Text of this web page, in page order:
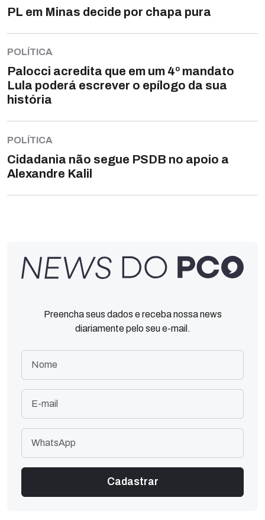
PL em Minas decide por chapa pura
POLÍTICA
Palocci acredita que em um 4º mandato
Lula poderá escrever o epílogo da sua
história
POLÍTICA
Cidadania não segue PSDB no apoio a
Alexandre Kalil
Preencha seus dados e receba nossa news
diariamente pelo seu e-mail.